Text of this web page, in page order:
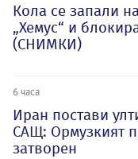
Кола се запали
„Хемус“ и
(СНИМКИ)
6 часа
Иран постави
САЩ: Ормузкият
затворен